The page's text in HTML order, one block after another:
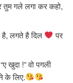
तुम गले लगा कर कहो,
है, लगते है दिल
पर
खुदा !” वो पगली
के लिए.